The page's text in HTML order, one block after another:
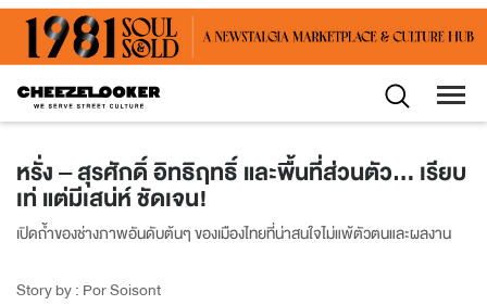
หรั่ง – สุรศักดิ์ อิทธิฤทธิ์ และพื้นที่ส่วนตัว... เรียบ
เท่ แต่มีเสน่ห์ ชัดเจน!
เปิดถ้ำของช่างภาพอันดับต้นๆ ของเมืองไทยที่น่าสนใจไม่แพ้ตัวตนและผลงาน
Story by : Por Soisont